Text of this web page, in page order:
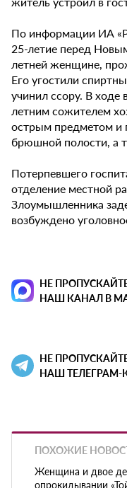
По информации ИА
25-летие перед
летней женщине,
Его угостили
учинил ссору. В
летним сожителем
острым предметом и
брюшной полости, а
Потерпевшего
отделение местной
Злоумышленника
возбуждено
НЕ
НАШ КАНАЛ В
НЕ
НАШ ТЕЛЕГРАМ-
ПОХОЖИЕ
Женщина и двое
опрокидывании